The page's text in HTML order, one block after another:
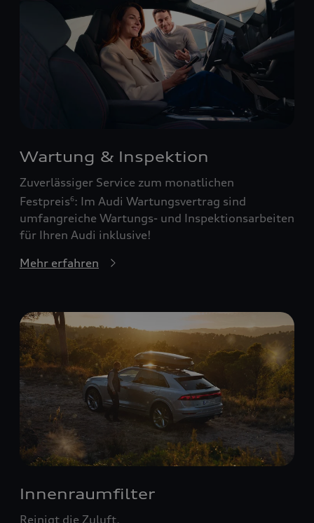
Wartung & Inspektion
Zuverlässiger Service zum monatlichen
Festpreis6: Im Audi Wartungsvertrag sind
umfangreiche Wartungs- und Inspektionsarbeiten
für Ihren Audi inklusive!
Mehr erfahren
Innenraumfilter
Reinigt die Zuluft.